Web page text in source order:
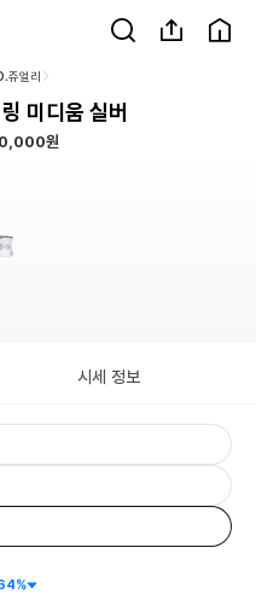
쥬얼리
미디움 실버
원
시세 정보
%